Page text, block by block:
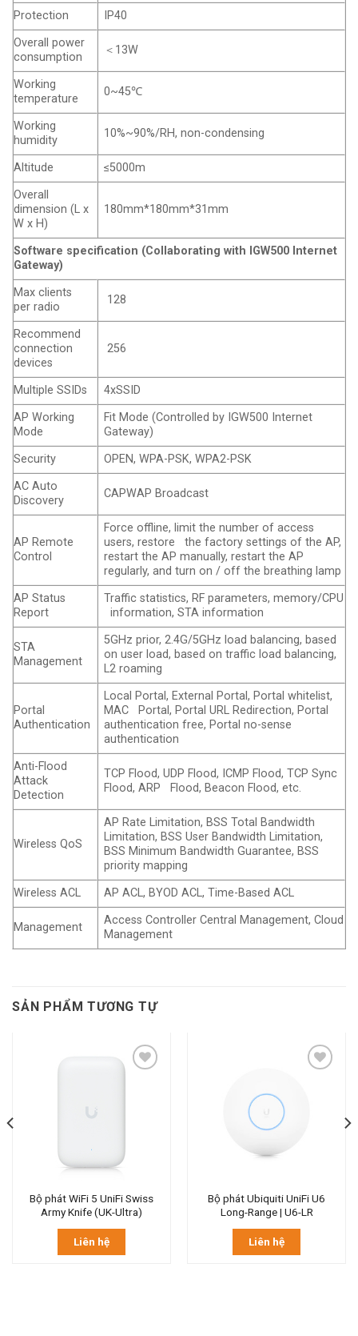
Protection
IP40
Overall power
consumption
＜13W
Working
temperature
0~45℃
Working
humidity
10%~90%/RH, non-condensing
Altitude
≤5000m
Overall
dimension (L x
W x H)
180mm*180mm*31mm
Software specification (Collaborating with IGW500 Internet
Gateway)
Max clients
per radio
128
Recommend
connection
devices
256
Multiple SSIDs
4xSSID
AP Working
Mode
Fit Mode (Controlled by IGW500 Internet
Gateway)
Security
OPEN, WPA-PSK, WPA2-PSK
AC Auto
Discovery
CAPWAP Broadcast
AP Remote
Control
Force offline, limit the number of access
users, restore the factory settings of the AP,
restart the AP manually, restart the AP
regularly, and turn on / off the breathing lamp
AP Status
Report
Traffic statistics, RF parameters, memory/CPU
information, STA information
STA
Management
5GHz prior, 2.4G/5GHz load balancing, based
on user load, based on traffic load balancing,
L2 roaming
Portal
Authentication
Local Portal, External Portal, Portal whitelist,
MAC Portal, Portal URL Redirection, Portal
authentication free, Portal no-sense
authentication
Anti-Flood
Attack
Detection
TCP Flood, UDP Flood, ICMP Flood, TCP Sync
Flood, ARP Flood, Beacon Flood, etc.
Wireless QoS
AP Rate Limitation, BSS Total Bandwidth
Limitation, BSS User Bandwidth Limitation,
BSS Minimum Bandwidth Guarantee, BSS
priority mapping
Wireless ACL
AP ACL, BYOD ACL, Time-Based ACL
Management
Access Controller Central Management, Cloud
Management
SẢN PHẨM TƯƠNG TỰ
Bộ phát WiFi 5 UniFi Swiss
Army Knife (UK-Ultra)
Liên hệ
Bộ phát Ubiquiti UniFi U6
Long-Range | U6-LR
Liên hệ